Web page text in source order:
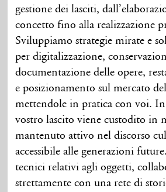
gestione dei lasciti,
concetto fino alla realizzazione
Sviluppiamo strategie mirate e
per digitalizzazione,
documentazione delle opere,
e posizionamento sul mercato
mettendole in pratica con voi.
vostro lascito viene custodito in
mantenuto attivo nel discorso
accessibile alle generazioni
tecnici relativi agli oggetti,
strettamente con una rete di